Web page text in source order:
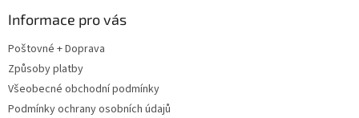
Informace pro vás
Poštovné + Doprava
Způsoby platby
Všeobecné obchodní podmínky
Podmínky ochrany osobních údajů